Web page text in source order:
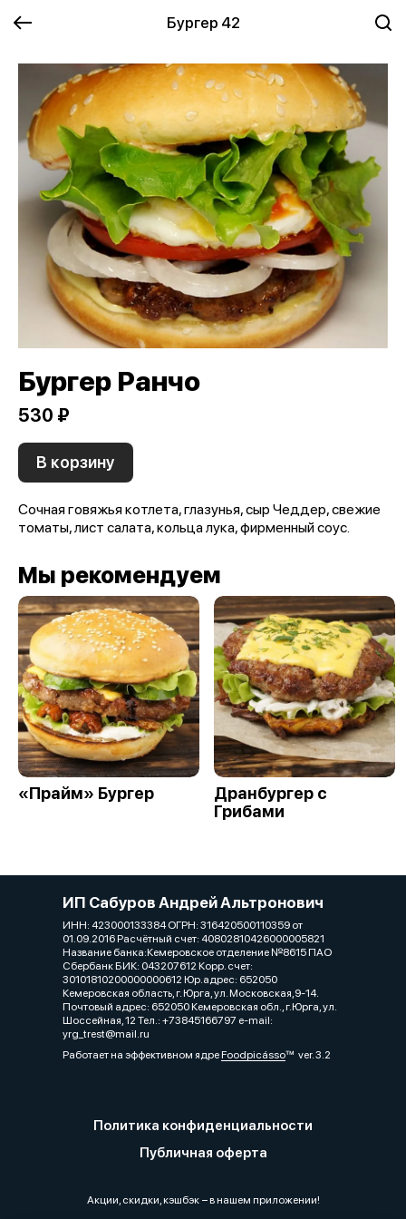
Бургер 42
Бургер Ранчо
530 ₽
В корзину
Сочная говяжья котлета, глазунья, сыр Чеддер, свежие
томаты, лист салата, кольца лука, фирменный соус.
Мы рекомендуем
«Прайм» Бургер
Дранбургер c
Грибами
ИП Сабуров Андрей Альтронович
ИНН: 423000133384 ОГРН: 316420500110359 от
01.09.2016 Расчётный счет: 40802810426000005821
Название банка:Кемеровское отделение №8615 ПАО
Сбербанк БИК: 043207612 Корр. счет:
30101810200000000612 Юр.адрес: 652050
Кемеровская область, г. Юрга, ул. Московская,9-14.
Почтовый адрес: 652050 Кемеровская обл., г.Юрга, ул.
Шоссейная, 12 Тел.: +73845166797 e-mail:
yrg_trest@mail.ru
Работает на эффективном ядреFoodpicássover. 3.2
Политика конфиденциальности
Публичная оферта
Акции, скидки, кэшбэк − в нашем приложении!